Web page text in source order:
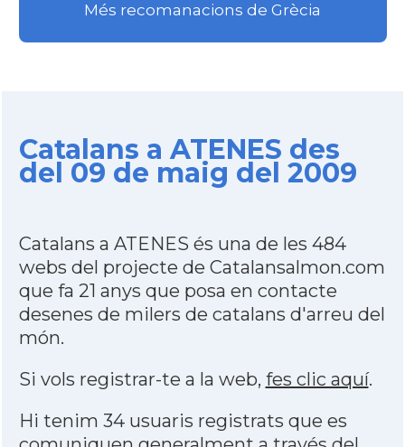
Més recomanacions de Grècia
Catalans a ATENES des
del 09 de maig del 2009
Catalans a ATENES és una de les 484
webs del projecte de Catalansalmon.com
que fa 21 anys que posa en contacte
desenes de milers de catalans d'arreu del
món.
Si vols registrar-te a la web, fes clic aquí.
Hi tenim 34 usuaris registrats que es